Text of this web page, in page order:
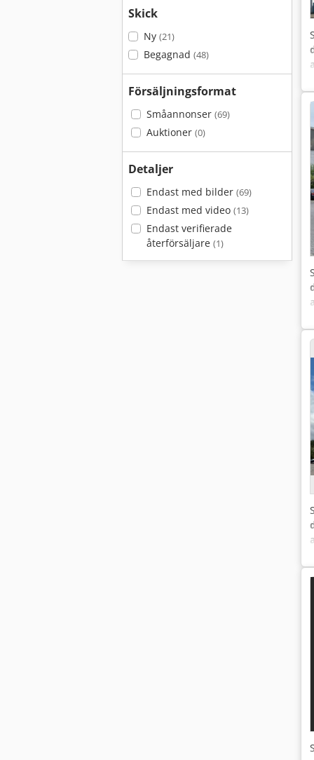
Skick
Ny (21)
Begagnad (48)
Försäljningsformat
Småannonser (69)
Auktioner (0)
Detaljer
Endast med bilder (69)
Endast med video (13)
Endast verifierade
återförsäljare (1)